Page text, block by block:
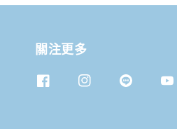
關注更多